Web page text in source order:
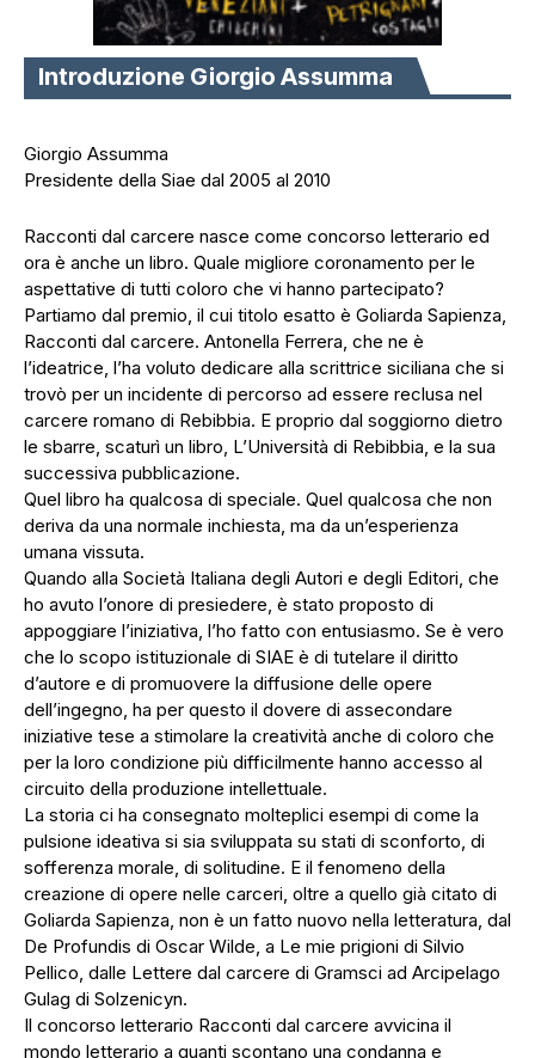
Introduzione Giorgio Assumma
Giorgio Assumma
Presidente della Siae dal 2005 al 2010
Racconti dal carcere nasce come concorso letterario ed
ora è anche un libro. Quale migliore coronamento per le
aspettative di tutti coloro che vi hanno partecipato?
Partiamo dal premio, il cui titolo esatto è Goliarda Sapienza,
Racconti dal carcere. Antonella Ferrera, che ne è
l’ideatrice, l’ha voluto dedicare alla scrittrice siciliana che si
trovò per un incidente di percorso ad essere reclusa nel
carcere romano di Rebibbia. E proprio dal soggiorno dietro
le sbarre, scaturì un libro, L’Università di Rebibbia, e la sua
successiva pubblicazione.
Quel libro ha qualcosa di speciale. Quel qualcosa che non
deriva da una normale inchiesta, ma da un’esperienza
umana vissuta.
Quando alla Società Italiana degli Autori e degli Editori, che
ho avuto l’onore di presiedere, è stato proposto di
appoggiare l’iniziativa, l’ho fatto con entusiasmo. Se è vero
che lo scopo istituzionale di SIAE è di tutelare il diritto
d’autore e di promuovere la diffusione delle opere
dell’ingegno, ha per questo il dovere di assecondare
iniziative tese a stimolare la creatività anche di coloro che
per la loro condizione più difficilmente hanno accesso al
circuito della produzione intellettuale.
La storia ci ha consegnato molteplici esempi di come la
pulsione ideativa si sia sviluppata su stati di sconforto, di
sofferenza morale, di solitudine. E il fenomeno della
creazione di opere nelle carceri, oltre a quello già citato di
Goliarda Sapienza, non è un fatto nuovo nella letteratura, dal
De Profundis di Oscar Wilde, a Le mie prigioni di Silvio
Pellico, dalle Lettere dal carcere di Gramsci ad Arcipelago
Gulag di Solzenicyn.
Il concorso letterario Racconti dal carcere avvicina il
mondo letterario a quanti scontano una condanna e